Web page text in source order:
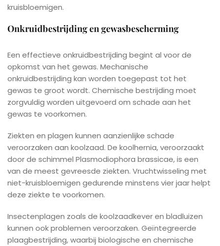
kruisbloemigen.
Onkruidbestrijding en gewasbescherming
Een effectieve onkruidbestrijding begint al voor de
opkomst van het gewas. Mechanische
onkruidbestrijding kan worden toegepast tot het
gewas te groot wordt. Chemische bestrijding moet
zorgvuldig worden uitgevoerd om schade aan het
gewas te voorkomen.
Ziekten en plagen kunnen aanzienlijke schade
veroorzaken aan koolzaad. De koolhernia, veroorzaakt
door de schimmel Plasmodiophora brassicae, is een
van de meest gevreesde ziekten. Vruchtwisseling met
niet-kruisbloemigen gedurende minstens vier jaar helpt
deze ziekte te voorkomen.
Insectenplagen zoals de koolzaadkever en bladluizen
kunnen ook problemen veroorzaken. Geïntegreerde
plaagbestrijding, waarbij biologische en chemische